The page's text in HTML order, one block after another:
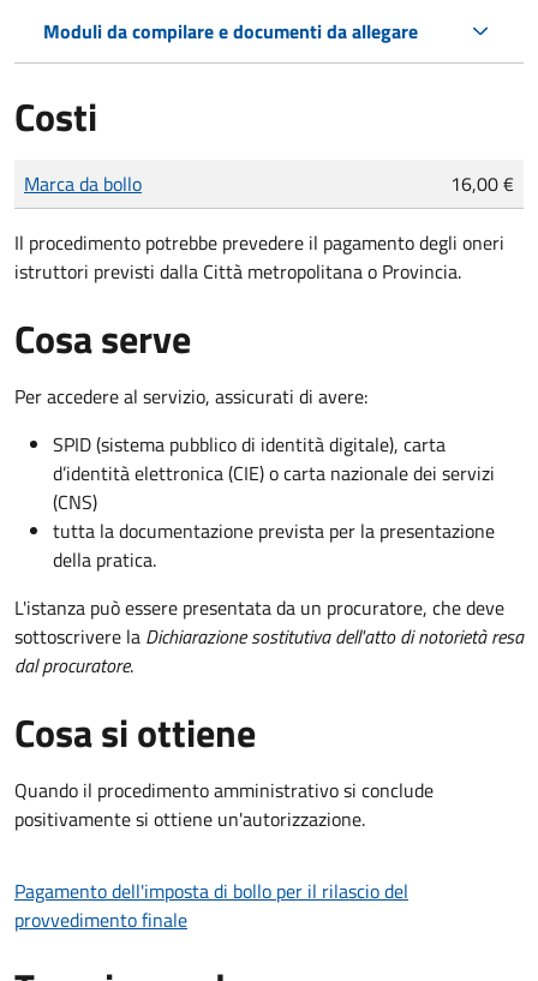
Moduli da compilare e documenti da allegare
Costi
Tipo di pagamento
Importo
Marca da bollo 16,00 €
Il procedimento potrebbe prevedere il pagamento degli oneri
istruttori previsti dalla Città metropolitana o Provincia.
Cosa serve
Per accedere al servizio, assicurati di avere:
SPID (sistema pubblico di identità digitale), carta
d’identità elettronica (CIE) o carta nazionale dei servizi
(CNS)
tutta la documentazione prevista per la presentazione
della pratica.
L'istanza può essere presentata da un procuratore, che deve
sottoscrivere la Dichiarazione sostitutiva dell'atto di notorietà resa
dal procuratore.
Cosa si ottiene
Quando il procedimento amministrativo si conclude
positivamente si ottiene un'autorizzazione.
Pagamento dell'imposta di bollo per il rilascio del
provvedimento finale